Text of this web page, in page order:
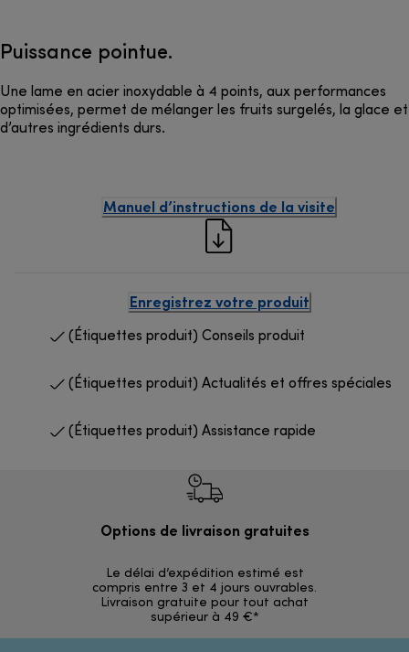
Puissance pointue.
Une lame en acier inoxydable à 4 points, aux performances
optimisées, permet de mélanger les fruits surgelés, la glace et
d’autres ingrédients durs.
Manuel d’instructions de la visite
Enregistrez votre produit
(Étiquettes produit) Conseils produit
(Étiquettes produit) Actualités et offres spéciales
(Étiquettes produit) Assistance rapide
Options de livraison gratuites
Le délai d’expédition estimé est
compris entre 3 et 4 jours ouvrables.
Livraison gratuite pour tout achat
supérieur à 49 €*